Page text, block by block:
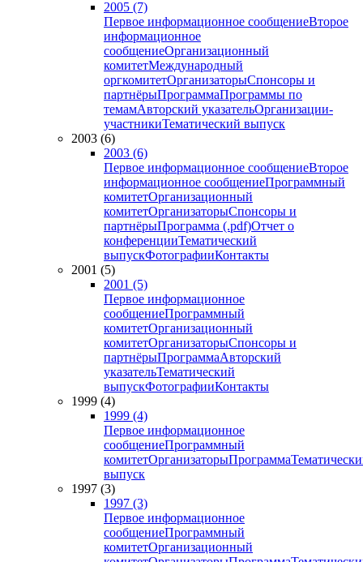
2005 (7)
Первое информационное сообщениеВторое
информационное
сообщениеОрганизационный
комитетМеждународный
оргкомитетОрганизаторыСпонсоры и
партнёрыПрограммаПрограммы по
темамАвторский указательОрганизации-
участникиТематический выпуск
2003 (6)
2003 (6)
Первое информационное сообщениеВторое
информационное сообщениеПрограммный
комитетОрганизационный
комитетОрганизаторыСпонсоры и
партнёрыПрограмма (.pdf)Отчет о
конференцииТематический
выпускФотографииКонтакты
2001 (5)
2001 (5)
Первое информационное
сообщениеПрограммный
комитетОрганизационный
комитетОрганизаторыСпонсоры и
партнёрыПрограммаАвторский
указательТематический
выпускФотографииКонтакты
1999 (4)
1999 (4)
Первое информационное
сообщениеПрограммный
комитетОрганизаторыПрограмма
выпуск
1997 (3)
1997 (3)
Первое информационное
сообщениеПрограммный
комитетОрганизационный